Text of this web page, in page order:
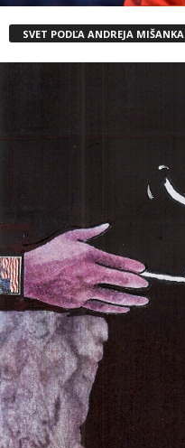
SVET PODĽA ANDREJA MIŠANKA